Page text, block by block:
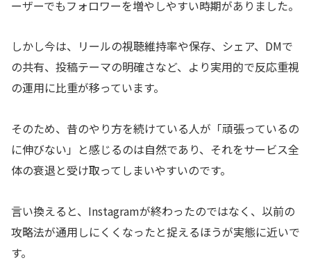
ーザーでもフォロワーを増やしやすい時期がありました。
しかし今は、リールの視聴維持率や保存、シェア、DMで
の共有、投稿テーマの明確さなど、より実用的で反応重視
の運用に比重が移っています。
そのため、昔のやり方を続けている人が「頑張っているの
に伸びない」と感じるのは自然であり、それをサービス全
体の衰退と受け取ってしまいやすいのです。
言い換えると、Instagramが終わったのではなく、以前の
攻略法が通用しにくくなったと捉えるほうが実態に近いで
す。